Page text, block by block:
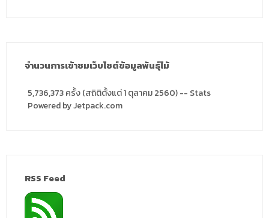
จำนวนการเข้าชมเว็บไซต์ข้อมูลพันธุ์ไม้
5,736,373 ครั้ง (สถิติตั้งแต่ 1 ตุลาคม 2560) -- Stats
Powered by Jetpack.com
RSS Feed